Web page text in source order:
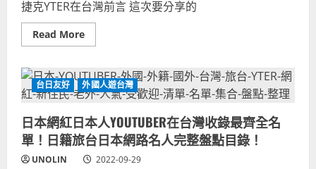
亞
網
路
名
整
盤
點！
愛
沙
尼
亞
台
名
冊
最
全
名
單！
網
路
捷克YTER在台灣前言 這次要分享的
Read MoreRead
more
克
籍
網
紅、
克
人
YOUTUBER
台
台日友好 外國人遊台灣
日本網紅日本人YOUTUBER在台灣收錄最齊全名
單！日籍旅台日本網路名人完整盤點目錄！
UNOLIN 2022-09-29